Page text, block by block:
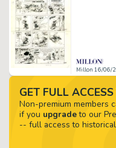
Millon 16/06/
GET FULL
Non-premium members
if you upgradeto our
-- full access to